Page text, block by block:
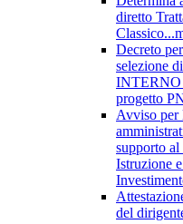
diretto
Decreto
selezione
INTERNO
progetto
Avviso per
supporto
Istruzione
del